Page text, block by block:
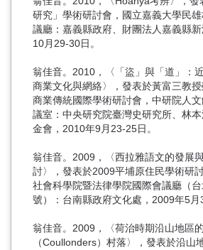
研究」學術研討會，國立嘉義大學民
議廳：嘉義縣政府、財團法人嘉義縣
10月29-30日。
翁佳音。2010，〈「盜」與「道」：
商業文化與網絡〉，發表於黃富三教
商業傳統國際學術研討會，中研院人
議室：中央研究院臺灣史研究所、林
金會，2010年9月23-25日。
翁佳音。2009，〈西拉雅語文的發展
討〉，發表於2009平埔原住民學術研
社會科學院暨法律學院國際會議廳（
號）：台南縣政府文化處，2009年5月
翁佳音。2009，〈荷治時期沿山地區
（Coullonders）村落〉，發表於沿山